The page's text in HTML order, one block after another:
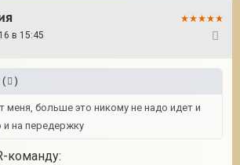
в 15:45
( )
меня, больше это никому не надо идет и
и на передержку
команду: